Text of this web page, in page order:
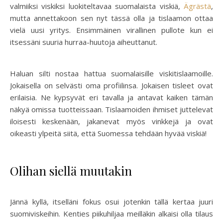
valmiiksi viskiksi luokiteltavaa suomalaista viskiä, Ägrästä,
mutta annettakoon sen nyt tässä olla ja tislaamon ottaa
vielä uusi yritys. Ensimmäinen virallinen pullote kun ei
itsessäni suuria hurraa-huutoja aiheuttanut.
Haluan silti nostaa hattua suomalaisille viskitislaamoille.
Jokaisella on selvästi oma profiilinsa. Jokaisen tisleet ovat
erilaisia. Ne kypsyvät eri tavalla ja antavat kaiken tämän
näkyä omissa tuotteissaan. Tislaamoiden ihmiset juttelevat
iloisesti keskenään, jakanevat myös vinkkejä ja ovat
oikeasti ylpeitä siitä, että Suomessa tehdään hyvää viskiä!
Olihan siellä muutakin
Jännä kyllä, itselläni fokus osui jotenkin tällä kertaa juuri
suomiviskeihin. Kenties piikuhiljaa meilläkin alkaisi olla tilaus